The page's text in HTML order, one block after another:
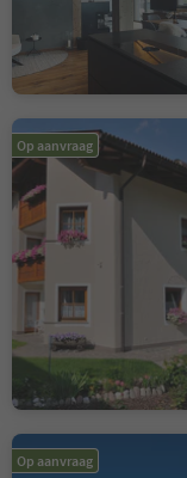
Op aanvraag
Op aanvraag